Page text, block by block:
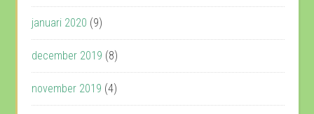
januari 2020 (9)
december 2019 (8)
november 2019 (4)